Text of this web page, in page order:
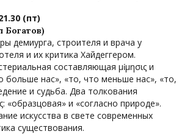
(пт)
демиурга, строителя и врача у
и их критика Хайдеггером.
составляющая μίμησις и
больше нас», «то, что меньше нас», «то,
и судьба. Два толкования
«образцовая» и «согласно природе».
искусства в свете современных
существования.